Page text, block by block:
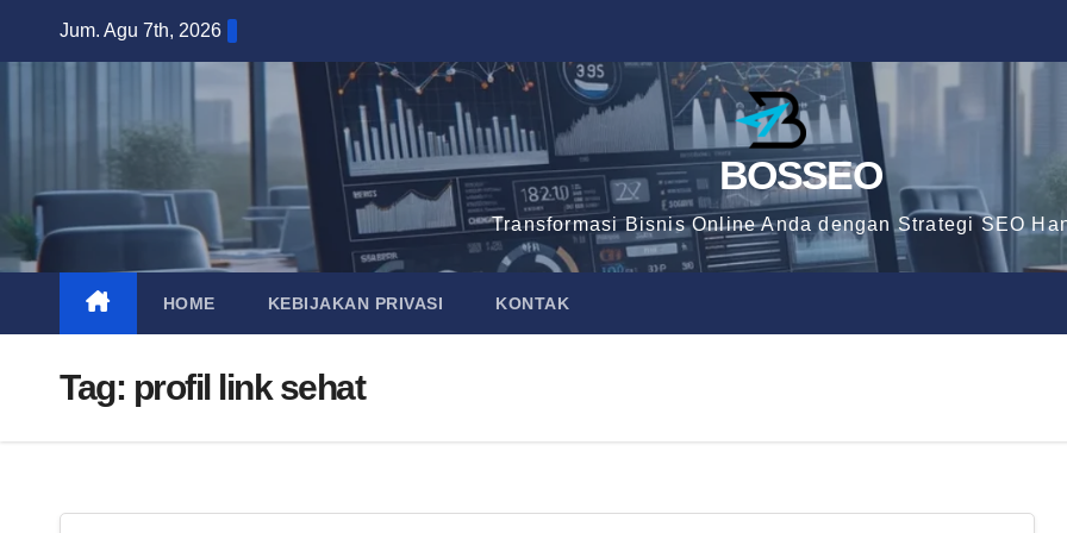
Jum. Agu 7th, 2026
BOSSEO
Transformasi Bisnis Online Anda dengan Strategi SEO
HOME KEBIJAKAN PRIVASI KONTAK
Tag: profil link sehat